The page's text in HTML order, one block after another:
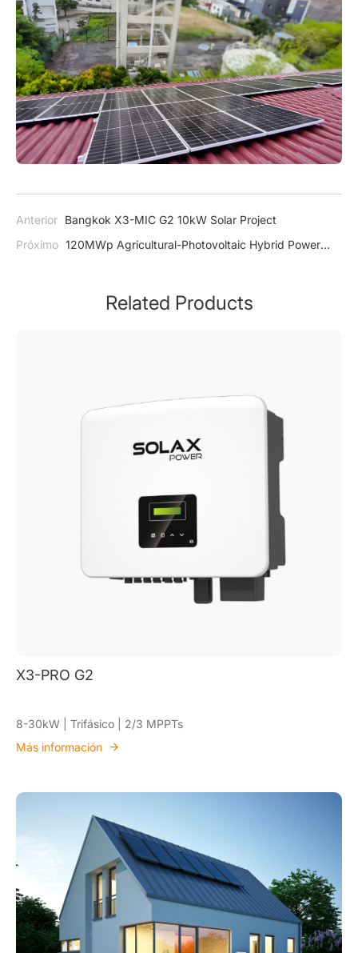
Anterior Bangkok X3-MIC G2 10kW Solar Project
Próximo 120MWp Agricultural-Photovoltaic Hybrid Power
Related Products
X3-PRO G2
8-30kW | Trifásico | 2/3 MPPTs
Más información